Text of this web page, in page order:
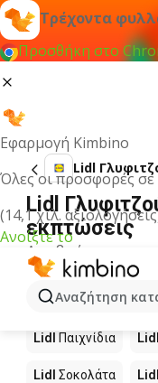
Τρέχοντα
Προσθήκη στο
Εφαρμογή Kimbino
Όλες οι προσφορές σε
(14,1 χιλ.
Ανοίξτε το
Αναζήτηση
Lidl
Lidl
εκπτώσεις
Δεν βρήκαμε
Άλλα
Lidl
Lidl Παιχνίδια Lidl
Lidl Σοκολάτα Lidl